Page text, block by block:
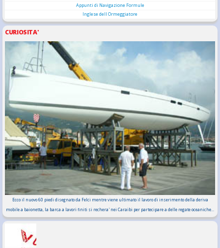
Appunti di Navigazione Formule
Inglese dell Ormeggiatore
CURIOSITA'
Ecco il nuovo 60 piedi disegnato da Felci mentre viene ultimato il lavoro di inserimento della deriva
mobile a baionetta, la barca a lavori finiti si rechera' nei Caraibi per partecipare a delle regate oceaniche...